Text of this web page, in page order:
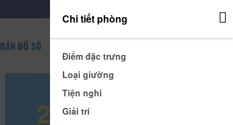
BẢN ĐỒ SỐ
280.000 đ
Chi tiết phòng
Điểm đặc trưng
Loại giường
Tiện nghi
Giải trí